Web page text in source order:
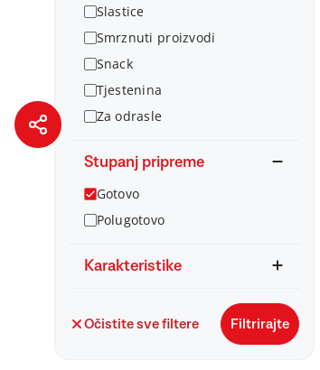
Slastice
Smrznuti proizvodi
Snack
Tjestenina
Za odrasle
Stupanj pripreme
Gotovo
Polugotovo
Karakteristike
Očistite sve filtere Filtrirajte